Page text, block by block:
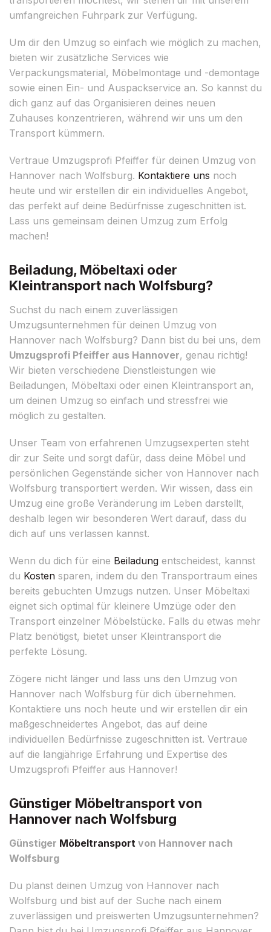
umfangreichen Fuhrpark zur Verfügung.
Um dir den Umzug so einfach wie möglich zu machen,
bieten wir zusätzliche Services wie
Verpackungsmaterial, Möbelmontage und -demontage
sowie einen Ein- und Auspackservice an. So kannst du
dich ganz auf das Organisieren deines neuen
Zuhauses konzentrieren, während wir uns um den
Transport kümmern.
Vertraue Umzugsprofi Pfeiffer für deinen Umzug von
Hannover nach Wolfsburg. Kontaktiere uns noch
heute und wir erstellen dir ein individuelles Angebot,
das perfekt auf deine Bedürfnisse zugeschnitten ist.
Lass uns gemeinsam deinen Umzug zum Erfolg
machen!
Beiladung, Möbeltaxi oder
Kleintransport nach Wolfsburg?
Suchst du nach einem zuverlässigen
Umzugsunternehmen für deinen Umzug von
Hannover nach Wolfsburg? Dann bist du bei uns, dem
Umzugsprofi Pfeiffer aus Hannover, genau richtig!
Wir bieten verschiedene Dienstleistungen wie
Beiladungen, Möbeltaxi oder einen Kleintransport an,
um deinen Umzug so einfach und stressfrei wie
möglich zu gestalten.
Unser Team von erfahrenen Umzugsexperten steht
dir zur Seite und sorgt dafür, dass deine Möbel und
persönlichen Gegenstände sicher von Hannover nach
Wolfsburg transportiert werden. Wir wissen, dass ein
Umzug eine große Veränderung im Leben darstellt,
deshalb legen wir besonderen Wert darauf, dass du
dich auf uns verlassen kannst.
Wenn du dich für eine Beiladung entscheidest, kannst
du Kosten sparen, indem du den Transportraum eines
bereits gebuchten Umzugs nutzen. Unser Möbeltaxi
eignet sich optimal für kleinere Umzüge oder den
Transport einzelner Möbelstücke. Falls du etwas mehr
Platz benötigst, bietet unser Kleintransport die
perfekte Lösung.
Zögere nicht länger und lass uns den Umzug von
Hannover nach Wolfsburg für dich übernehmen.
Kontaktiere uns noch heute und wir erstellen dir ein
maßgeschneidertes Angebot, das auf deine
individuellen Bedürfnisse zugeschnitten ist. Vertraue
auf die langjährige Erfahrung und Expertise des
Umzugsprofi Pfeiffer aus Hannover!
Günstiger Möbeltransport von
Hannover nach Wolfsburg
Günstiger Möbeltransport von Hannover nach
Wolfsburg
Du planst deinen Umzug von Hannover nach
Wolfsburg und bist auf der Suche nach einem
zuverlässigen und preiswerten Umzugsunternehmen?